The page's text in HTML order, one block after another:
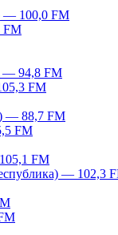
— 100,0 FM
FM
— 94,8 FM
FM
— 88,7 FM
FM
FM
— 102,3